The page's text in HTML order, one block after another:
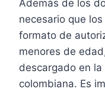
Además de los
necesario que
formato de
menores de
descargado en
colombiana. Es